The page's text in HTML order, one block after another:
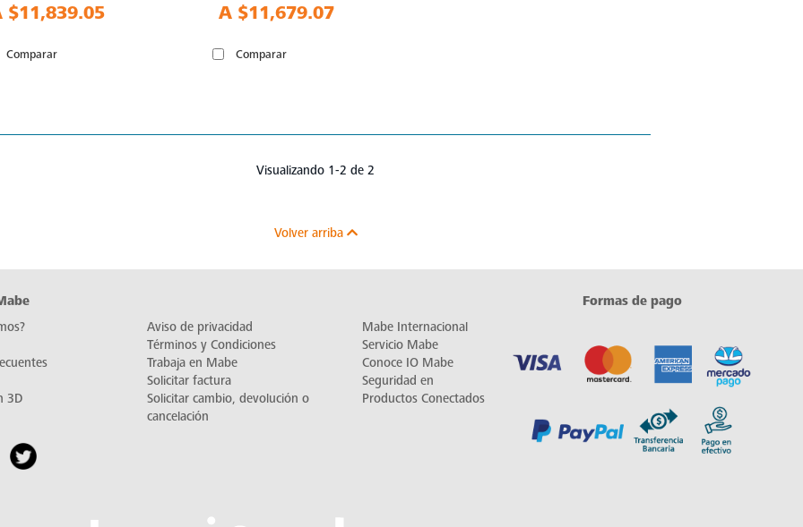
$11,839.05
Comparar
A $11,679.07
Comparar
Visualizando 1-2 de 2
Volver arriba
3D
Aviso de privacidad
Términos y Condiciones
Trabaja en Mabe
Solicitar factura
Solicitar cambio, devolución o
cancelación
Mabe Internacional
Servicio Mabe
Conoce IO Mabe
Seguridad en
Productos Conectados
Formas de pago